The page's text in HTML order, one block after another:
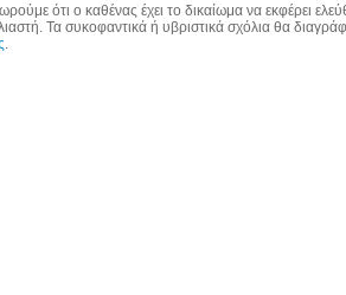
ότι ο καθένας έχει το δικαίωμα να εκφέρει
Τα συκοφαντικά ή υβριστικά σχόλια θα